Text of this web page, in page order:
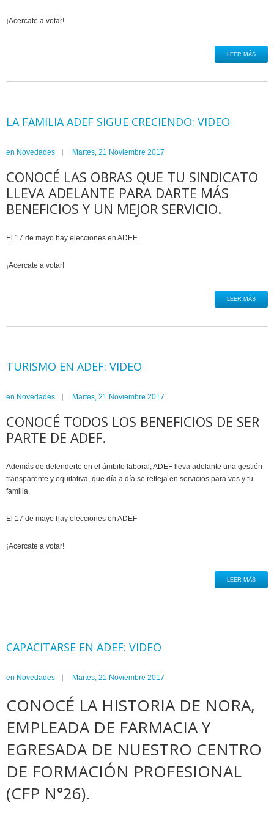
¡Acercate a votar!
LEER MÁS
LA FAMILIA ADEF SIGUE CRECIENDO: VIDEO
en Novedades Martes, 21 Noviembre 2017
CONOCÉ LAS OBRAS QUE TU SINDICATO
LLEVA ADELANTE PARA DARTE MÁS
BENEFICIOS Y UN MEJOR SERVICIO.
El 17 de mayo hay elecciones en ADEF.
¡Acercate a votar!
LEER MÁS
TURISMO EN ADEF: VIDEO
en Novedades Martes, 21 Noviembre 2017
CONOCÉ TODOS LOS BENEFICIOS DE SER
PARTE DE ADEF.
Además de defenderte en el ámbito laboral, ADEF lleva adelante una gestión
transparente y equitativa, que día a día se refleja en servicios para vos y tu
familia.
El 17 de mayo hay elecciones en ADEF
¡Acercate a votar!
LEER MÁS
CAPACITARSE EN ADEF: VIDEO
en Novedades Martes, 21 Noviembre 2017
CONOCÉ LA HISTORIA DE NORA,
EMPLEADA DE FARMACIA Y
EGRESADA DE NUESTRO CENTRO
DE FORMACIÓN PROFESIONAL
(CFP N°26).